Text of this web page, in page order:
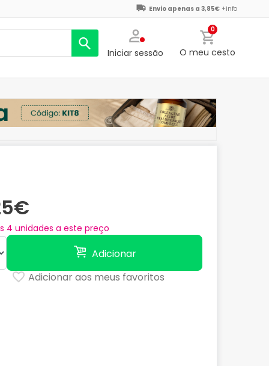
Envio apenas a 3,85€ +info
Iniciar sessão
0
O meu cesto
4 unidades a este preço
Adicionar
Adicionar aos meus favoritos